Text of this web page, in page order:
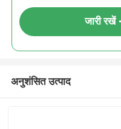
जारी रखें
अनुशंसित उत्पाद